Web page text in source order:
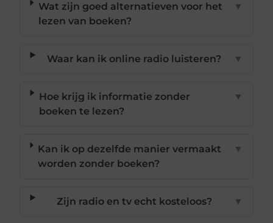
Wat zijn goed alternatieven voor het
lezen van boeken?
▼
Waar kan ik online radio luisteren? ▼
Hoe krijg ik informatie zonder
boeken te lezen?
▼
Kan ik op dezelfde manier vermaakt
worden zonder boeken?
▼
Zijn radio en tv echt kosteloos? ▼